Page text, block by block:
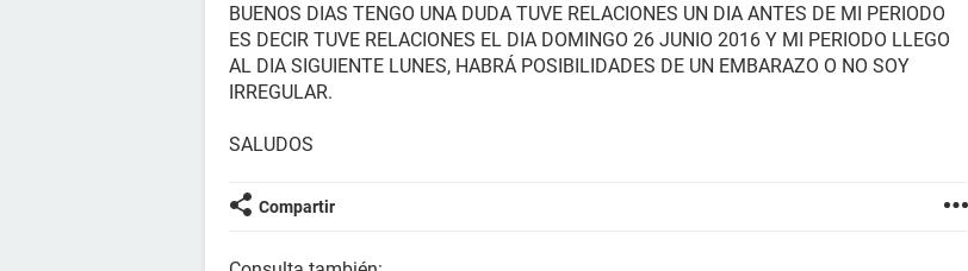
BUENOS DIAS TENGO UNA DUDA TUVE RELACIONES UN DIA ANTES DE MI PERIODO
ES DECIR TUVE RELACIONES EL DIA DOMINGO 26 JUNIO 2016 Y MI PERIODO LLEGO
AL DIA SIGUIENTE LUNES, HABRÁ POSIBILIDADES DE UN EMBARAZO O NO SOY
IRREGULAR.
SALUDOS
Compartir